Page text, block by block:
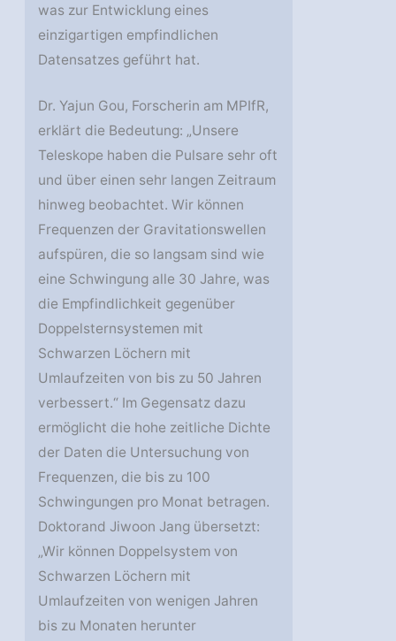
was zur Entwicklung eines
einzigartigen empfindlichen
Datensatzes geführt hat.
Dr. Yajun Gou, Forscherin am MPIfR,
erklärt die Bedeutung: „Unsere
Teleskope haben die Pulsare sehr oft
und über einen sehr langen Zeitraum
hinweg beobachtet. Wir können
Frequenzen der Gravitationswellen
aufspüren, die so langsam sind wie
eine Schwingung alle 30 Jahre, was
die Empfindlichkeit gegenüber
Doppelsternsystemen mit
Schwarzen Löchern mit
Umlaufzeiten von bis zu 50 Jahren
verbessert.“ Im Gegensatz dazu
ermöglicht die hohe zeitliche Dichte
der Daten die Untersuchung von
Frequenzen, die bis zu 100
Schwingungen pro Monat betragen.
Doktorand Jiwoon Jang übersetzt:
„Wir können Doppelsystem von
Schwarzen Löchern mit
Umlaufzeiten von wenigen Jahren
bis zu Monaten herunter